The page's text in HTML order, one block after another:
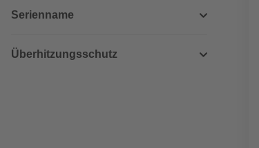
Serienname
Überhitzungsschutz